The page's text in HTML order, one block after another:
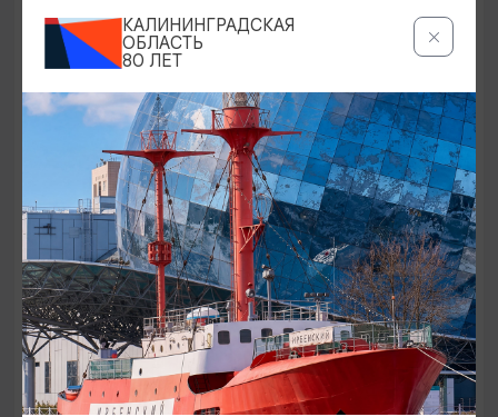
27.09.2026 19:00
Калининград, Калининградский театр эстрады
ОТ 1500₽
КОНЦЕРТЫ
КАЛИНИНГРАДСКАЯ
ОБЛАСТЬ
80 ЛЕТ